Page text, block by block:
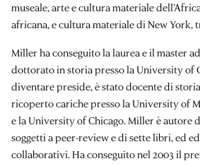
museale, arte e cultura materiale
africana, e cultura materiale di New York,
Miller ha conseguito la laurea e il master
dottorato in storia presso la University of
diventare preside, è stato docente di
ricoperto cariche presso la University of
e la University of Chicago. Miller è autore
soggetti a peer-review e di sette libri, ed
collaborativi. Ha conseguito nel 2003 il